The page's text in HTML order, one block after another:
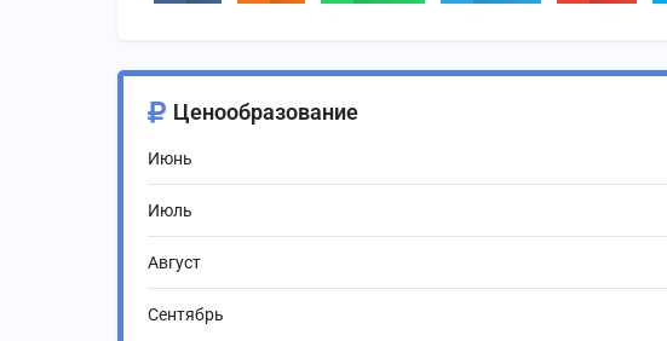
Ценообразование
Июнь
Июль
Август
Сентябрь